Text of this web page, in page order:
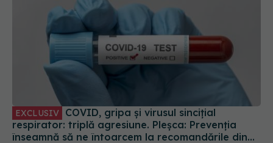
EXCLUSIV
respirator: triplă agresiune. Pleșca: Prevenția
înseamnă să ne întoarcem la recomandările din
timpul pandemiei!
01 oct 2023, 10:48